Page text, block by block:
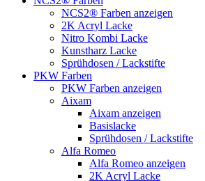
NCS2® Farben anzeigen
2K Acryl Lacke
Nitro Kombi Lacke
Kunstharz Lacke
Sprühdosen / Lackstifte
PKW Farben
PKW Farben anzeigen
Aixam
Aixam anzeigen
Basislacke
Sprühdosen / Lackstifte
Alfa Romeo
Alfa Romeo anzeigen
2K Acryl Lacke